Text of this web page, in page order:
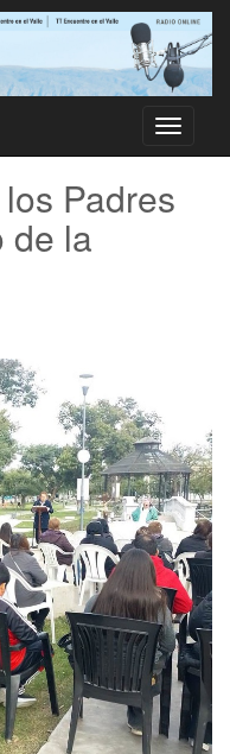
Toggle
Padres
de la